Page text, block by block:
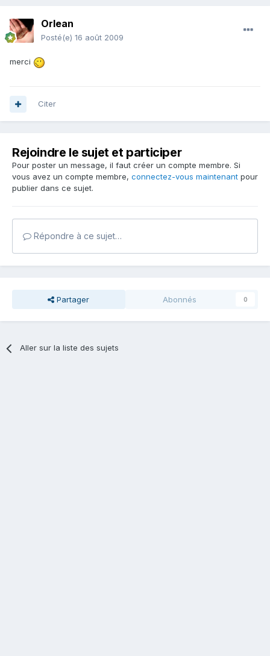
Orlean
Posté(e) 16 août 2009
merci
Citer
Rejoindre le sujet et participer
Pour poster un message, il faut créer un compte membre. Si
vous avez un compte membre, connectez-vous maintenant pour
publier dans ce sujet.
Répondre à ce sujet…
Partager Abonnés 0
Aller sur la liste des sujets